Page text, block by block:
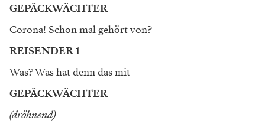
GEPÄCKWÄCHTER
Corona! Schon mal gehört von?
REISENDER 1
Was? Was hat denn das mit –
GEPÄCKWÄCHTER
(dröhnend)